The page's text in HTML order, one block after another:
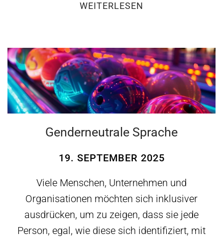
WEITERLESEN
Genderneutrale Sprache
19. SEPTEMBER 2025
Viele Menschen, Unternehmen und
Organisationen möchten sich inklusiver
ausdrücken, um zu zeigen, dass sie jede
Person, egal, wie diese sich identifiziert, mit